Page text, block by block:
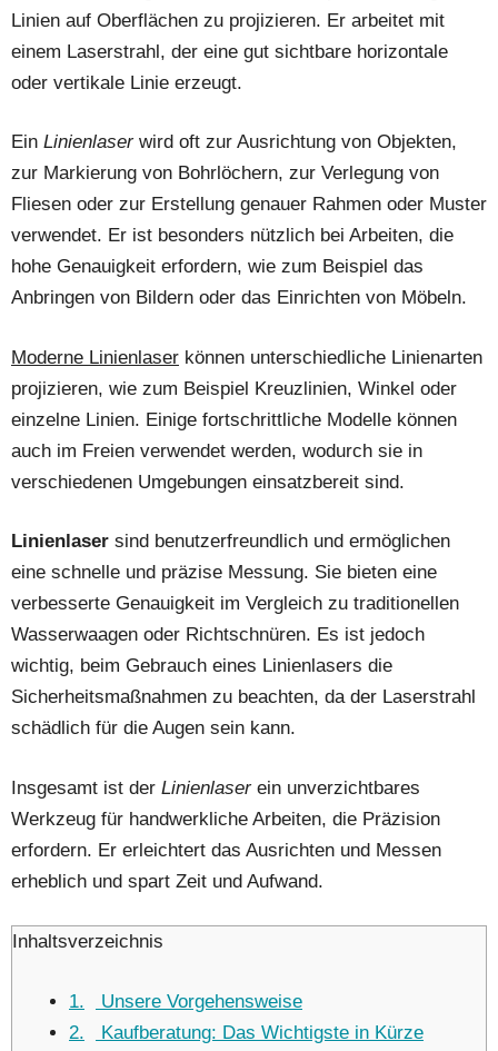
Linien auf Oberflächen zu projizieren. Er arbeitet mit
einem Laserstrahl, der eine gut sichtbare horizontale
oder vertikale Linie erzeugt.
Ein Linienlaserwird oft zur Ausrichtung von Objekten,
zur Markierung von Bohrlöchern, zur Verlegung von
Fliesen oder zur Erstellung genauer Rahmen oder Muster
verwendet. Er ist besonders nützlich bei Arbeiten, die
hohe Genauigkeit erfordern, wie zum Beispiel das
Anbringen von Bildern oder das Einrichten von Möbeln.
Moderne Linienlaser können unterschiedliche Linienarten
projizieren, wie zum Beispiel Kreuzlinien, Winkel oder
einzelne Linien. Einige fortschrittliche Modelle können
auch im Freien verwendet werden, wodurch sie in
verschiedenen Umgebungen einsatzbereit sind.
Linienlaser sind benutzerfreundlich und ermöglichen
eine schnelle und präzise Messung. Sie bieten eine
verbesserte Genauigkeit im Vergleich zu traditionellen
Wasserwaagen oder Richtschnüren. Es ist jedoch
wichtig, beim Gebrauch eines Linienlasers die
Sicherheitsmaßnahmen zu beachten, da der Laserstrahl
schädlich für die Augen sein kann.
Insgesamt ist der Linienlaser ein unverzichtbares
Werkzeug für handwerkliche Arbeiten, die Präzision
erfordern. Er erleichtert das Ausrichten und Messen
erheblich und spart Zeit und Aufwand.
Inhaltsverzeichnis
1
Unsere Vorgehensweise
2
Kaufberatung: Das Wichtigste in Kürze